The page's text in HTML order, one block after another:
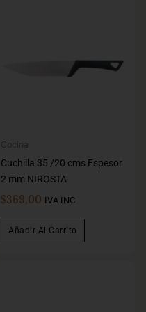
Cocina
Cuchilla 35 /20 cms Espesor
2 mm NIROSTA
$369,00 IVA INC
Añadir Al Carrito